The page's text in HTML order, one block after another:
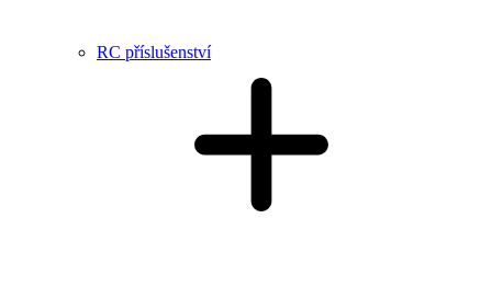
RC příslušenství